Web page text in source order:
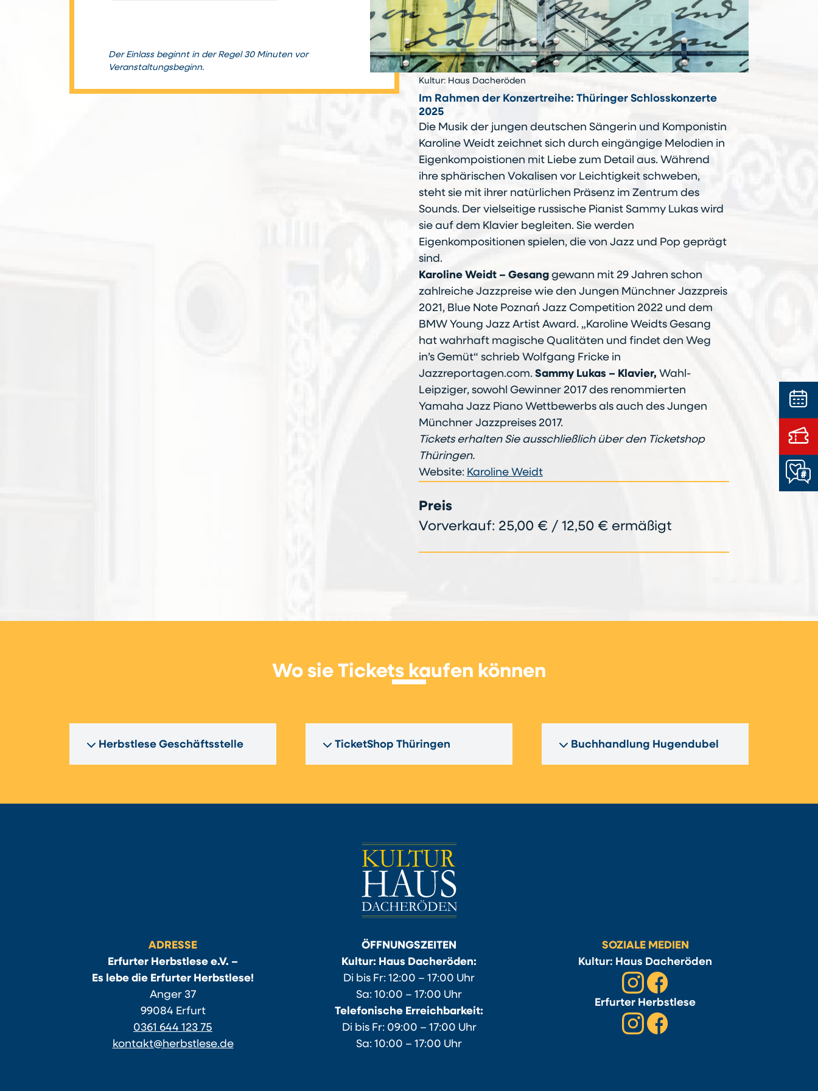
Der Einlass beginnt in der Regel 30 Minuten vor
Veranstaltungsbeginn.
Kultur: Haus Dacheröden
Im Rahmen der Konzertreihe: Thüringer Schlosskonzerte
2025
Die Musik der jungen deutschen Sängerin und Komponistin
Karoline Weidt zeichnet sich durch eingängige Melodien in
Eigenkompoistionen mit Liebe zum Detail aus. Während
ihre sphärischen Vokalisen vor Leichtigkeit schweben,
steht sie mit ihrer natürlichen Präsenz im Zentrum des
Sounds. Der vielseitige russische Pianist Sammy Lukas wird
sie auf dem Klavier begleiten. Sie werden
Eigenkompositionen spielen, die von Jazz und Pop geprägt
sind.
Karoline Weidt – Gesanggewann mit 29 Jahren schon
zahlreiche Jazzpreise wie den Jungen Münchner Jazzpreis
2021, Blue Note Poznań Jazz Competition 2022 und dem
BMW Young Jazz Artist Award. „Karoline Weidts Gesang
hat wahrhaft magische Qualitäten und findet den Weg
in’s Gemüt“ schrieb Wolfgang Fricke in
Jazzreportagen.com. Sammy Lukas – Klavier, Wahl-
Leipziger, sowohl Gewinner 2017 des renommierten
Yamaha Jazz Piano Wettbewerbs als auch des Jungen
Münchner Jazzpreises 2017.
Tickets erhalten Sie ausschließlich über den Ticketshop
Thüringen.
Website: Karoline Weidt
Preis
Vorverkauf: 25,00 € / 12,50 € ermäßigt
Wo sie Tickets kaufen können
Herbstlese Geschäftsstelle TicketShop Thüringen Buchhandlung Hugendubel
ADRESSE
Erfurter Herbstlese e.V. –
Es lebe die Erfurter Herbstlese!
Anger 37
99084 Erfurt
0361 644 123 75
kontakt@herbstlese.de
ÖFFNUNGSZEITEN
Kultur: Haus Dacheröden:
Di bis Fr: 12:00 – 17:00 Uhr
Sa: 10:00 – 17:00 Uhr
Telefonische Erreichbarkeit:
Di bis Fr: 09:00 – 17:00 Uhr
Sa: 10:00 – 17:00 Uhr
SOZIALE MEDIEN
Kultur: Haus Dacheröden
Erfurter Herbstlese